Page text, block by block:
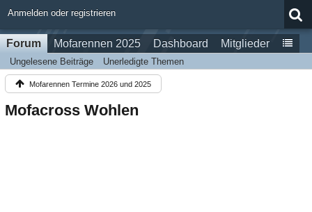
Anmelden oder registrieren
Forum Mofarennen 2025 Dashboard Mitglieder
Ungelesene Beiträge Unerledigte Themen
Mofarennen Termine 2026 und 2025
Mofacross Wohlen